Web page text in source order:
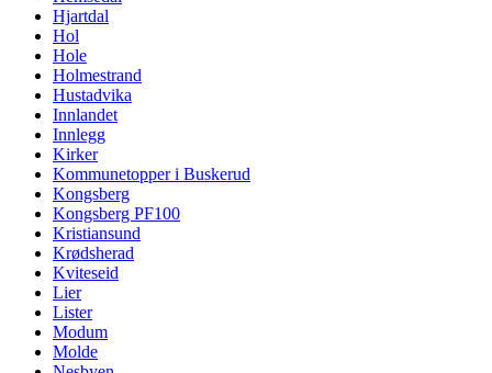
Hjartdal
Hol
Hole
Holmestrand
Hustadvika
Innlandet
Innlegg
Kirker
Kommunetopper i Buskerud
Kongsberg
Kongsberg PF100
Kristiansund
Krødsherad
Kviteseid
Lier
Lister
Modum
Molde